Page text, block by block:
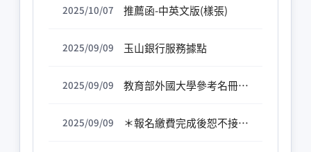
2025/10/07 推薦函-中英文版(樣張)
2025/09/09 玉山銀行服務據點
2025/09/09 教育部外國大學參考名冊查詢系統
2025/09/09 ＊報名繳費完成後恕不接受取消報名申請，亦不得以任何理由申請退費＊ [僅受理重複繳費、本校審核報考資格不符後考生可申請退費]